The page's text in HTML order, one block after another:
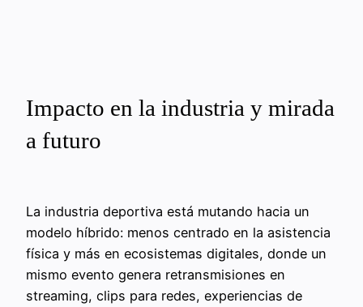
Impacto en la industria y mirada
a futuro
La industria deportiva está mutando hacia un
modelo híbrido: menos centrado en la asistencia
física y más en ecosistemas digitales, donde un
mismo evento genera retransmisiones en
streaming, clips para redes, experiencias de